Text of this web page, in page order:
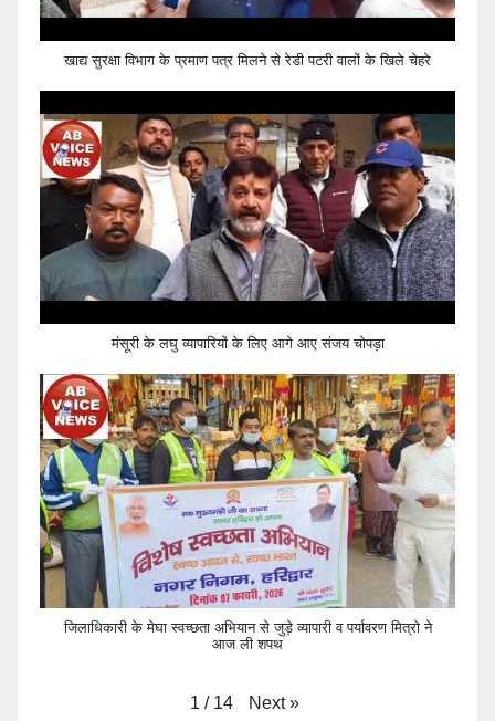
खाद्य सुरक्षा विभाग के प्रमाण पत्र मिलने से रेडी पटरी वालों के खिले चेहरे
मंसूरी के लघु व्यापारियों के लिए आगे आए संजय चोपड़ा
जिलाधिकारी के मेघा स्वच्छता अभियान से जुड़े व्यापारी व पर्यावरण मित्रो ने
आज ली शपथ
1 / 14 Next »